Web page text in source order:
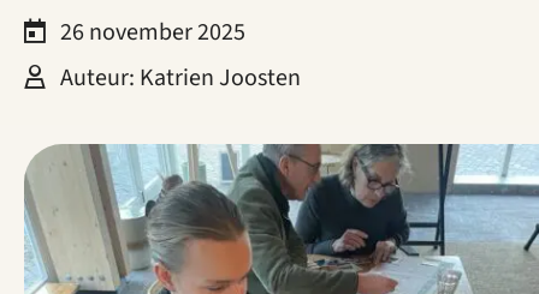
26 november 2025
Auteur: Katrien Joosten